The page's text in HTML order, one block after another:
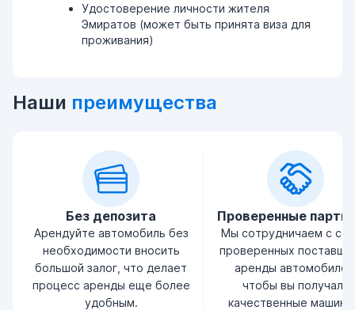
Удостоверение личности жителя
Эмиратов (может быть принята виза для
проживания)
Наши преимущества
Без депозита
Арендуйте автомобиль без
необходимости вносить
большой залог, что делает
процесс аренды еще более
удобным.
Проверенные
Мы сотрудничаем с
проверенных
аренды
чтобы вы получали
качественные